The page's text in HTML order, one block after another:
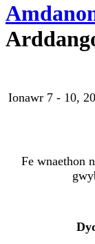
Ionawr 7 - 10,
Fe wnaethon